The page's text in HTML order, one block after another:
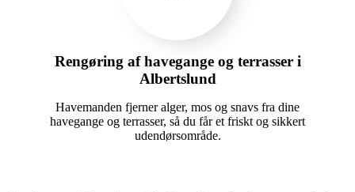
Rengøring af havegange og terrasser i
Albertslund
Havemanden fjerner alger, mos og snavs fra dine
havegange og terrasser, så du får et friskt og sikkert
udendørsområde.